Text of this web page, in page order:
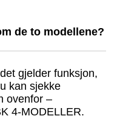
de to modellene?
gjelder funksjon,
kan sjekke
ovenfor –
4-MODELLER.